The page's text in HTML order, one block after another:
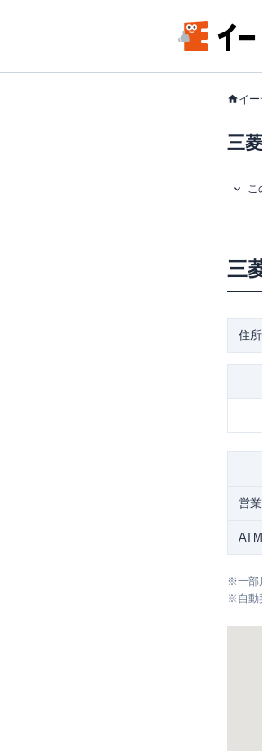
イ
三
こ
三
住所
営
※一部
※自動